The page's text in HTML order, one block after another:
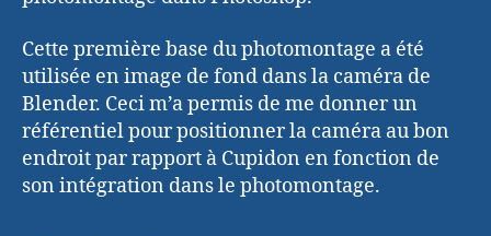
Cette première base du photomontage a été
utilisée en image de fond dans la caméra de
Blender. Ceci m’a permis de me donner un
référentiel pour positionner la caméra au bon
endroit par rapport à Cupidon en fonction de
son intégration dans le photomontage.